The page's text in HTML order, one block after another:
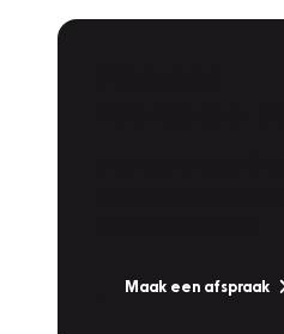
Maak een afspraak